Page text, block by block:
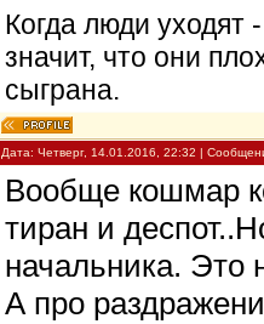
Когда люди уходят
значит, что они
сыграна.
Дата: Четверг, 14.01.2016, 22:32 |
Вообще кошмар
тиран и
начальника. Это
А про